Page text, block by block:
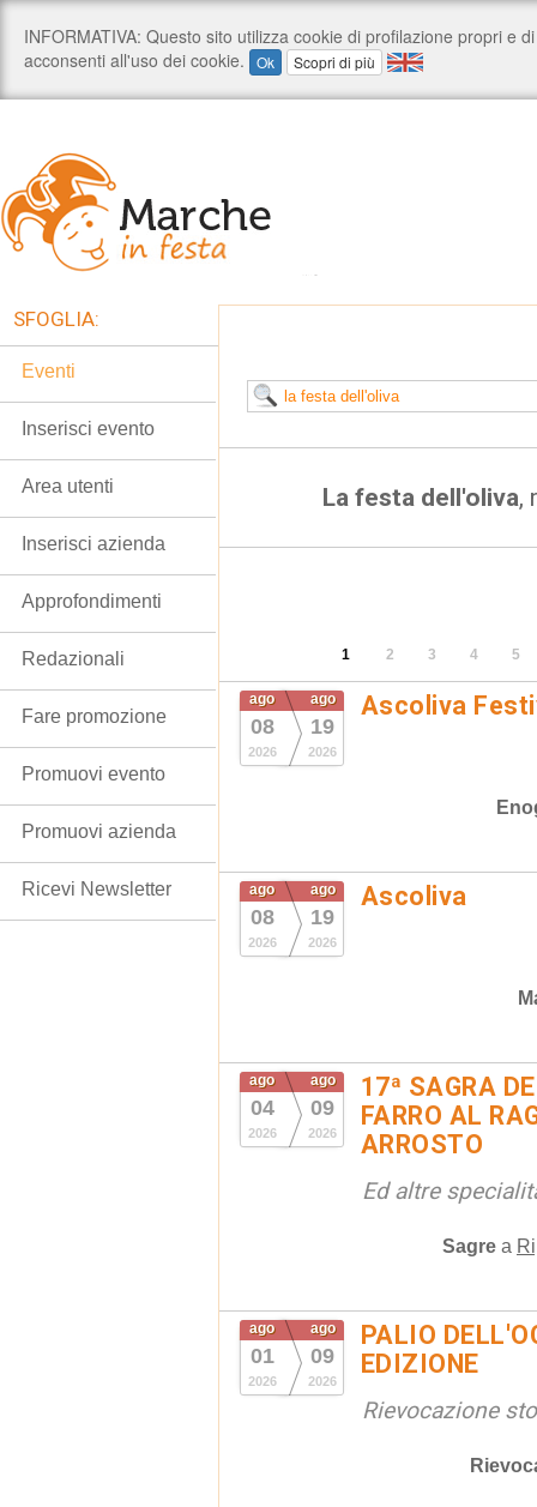
La festa dell'oliva,
1 2 3 4 5
ago
08
2026
ago
19
2026
Ascoliva
ago
08
2026
ago
19
2026
Ascoliva
ago
04
2026
ago
09
2026
17ª SAGRA
FARRO AL
ARROSTO
Ed altre
Sagre a
ago
01
2026
ago
09
2026
PALIO
EDIZIONE
Rievocazione
SFOGLIA:
Eventi
Inserisci evento
Area utenti
Inserisci azienda
Approfondimenti
Redazionali
Fare promozione
Promuovi evento
Promuovi azienda
Ricevi Newsletter